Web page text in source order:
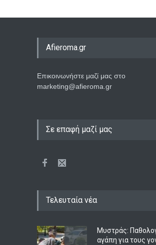
Afieroma.gr
Επικοινωνήστε μαζί μας στο
marketing@afieroma.gr
Σε επαφή μαζί μας
Τελευταία νέα
Μυστράς:
αγάπη για τους